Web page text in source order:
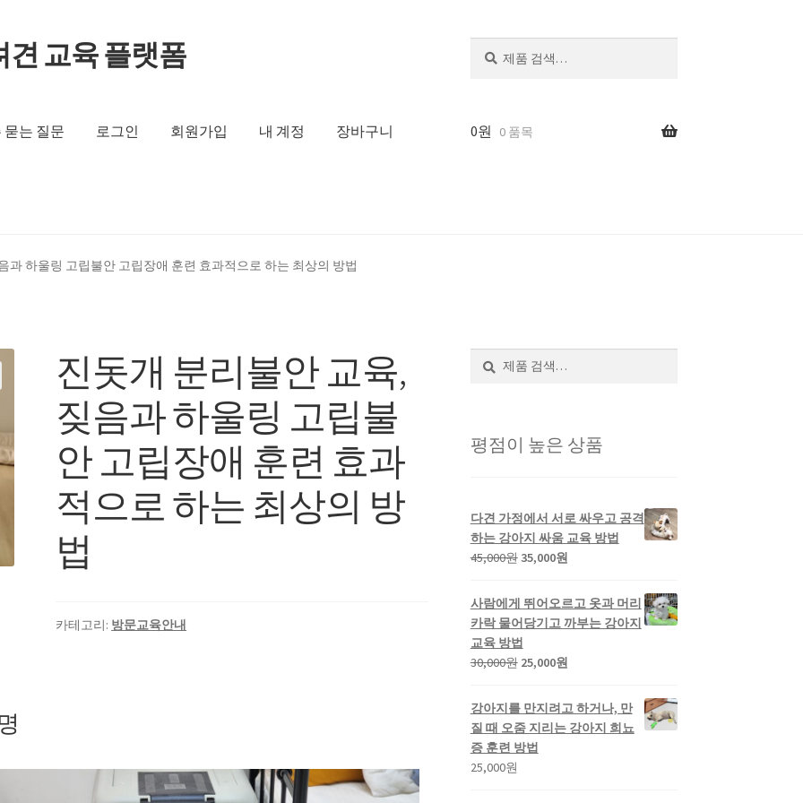
교육 플랫폼
묻는 질문 로그인 회원가입 내 계정 장바구니 0원 0 품목
과 하울링 고립불안 고립장애 훈련 효과적으로 하는 최상의 방법
진돗개 분리불안 교육,
짖음과 하울링 고립불
안 고립장애 훈련 효과
적으로 하는 최상의 방
법
카테고리: 방문교육안내
평점이 높은 상품
다견 가정에서 서로 싸우고 공격
하는 강아지 싸움 교육 방법
45,000원 35,000원
사람에게 뛰어오르고 옷과 머리
카락 물어당기고 까부는 강아지
교육 방법
30,000원 25,000원
강아지를 만지려고 하거나, 만
질 때 오줌 지리는 강아지 희뇨
증 훈련 방법
25,000원